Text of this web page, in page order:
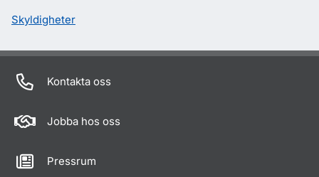
Skyldigheter
Kontakta oss
Jobba hos oss
Pressrum